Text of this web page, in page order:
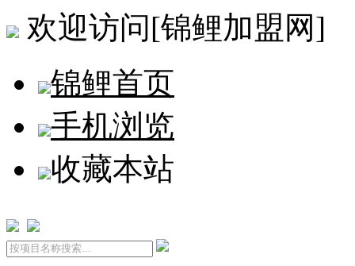
欢迎访问[锦鲤加盟网]
锦鲤首页
手机浏览
收藏本站